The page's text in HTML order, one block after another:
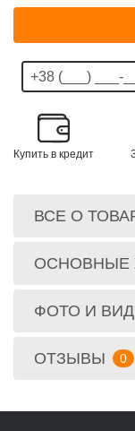
Купить в кредит
ВСЕ О
ОСНОВНЫЕ
ФОТО И
ОТЗЫВЫ 0